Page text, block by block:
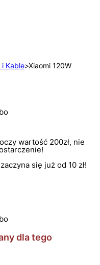
Kable>Xiaomi 120W
wartość 200zł, nie
się już od 10 zł!
dla tego